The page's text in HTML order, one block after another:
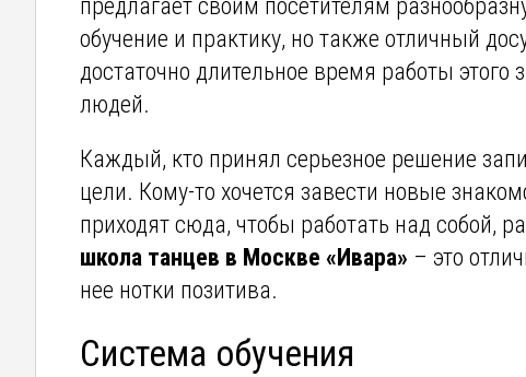
предлагает своим посетителям
обучение и практику, но также отличный
достаточно длительное время работы
людей.
Каждый, кто принял серьезное решение
цели. Кому-то хочется завести новые
приходят сюда, чтобы работать над собой,
школа танцев в Москве «Ивара» – это
нее нотки позитива.
Система обучения